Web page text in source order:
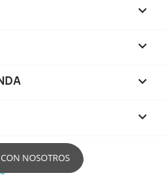


keyboard_arrow_down

NOSOTROS